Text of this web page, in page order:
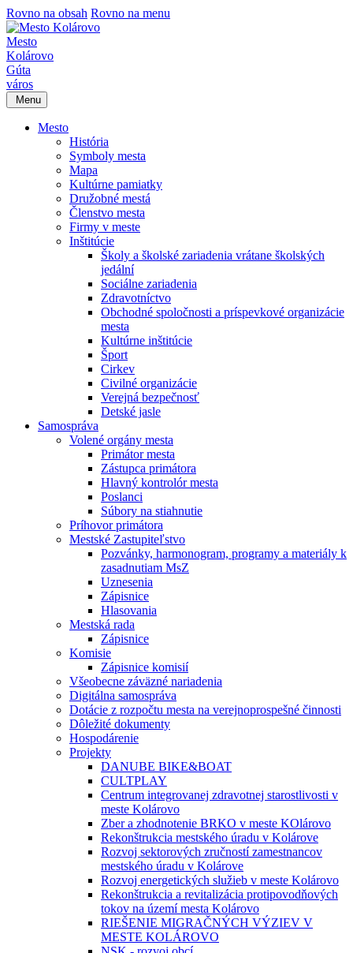
Rovno na obsah Rovno na menu
Mesto
Kolárovo
Gúta
város
Menu
Mesto
História
Symboly mesta
Mapa
Kultúrne pamiatky
Družobné mestá
Členstvo mesta
Firmy v meste
Inštitúcie
Školy a školské zariadenia vrátane školských
jedální
Sociálne zariadenia
Zdravotníctvo
Obchodné spoločnosti a príspevkové organizácie
mesta
Kultúrne inštitúcie
Šport
Cirkev
Civilné organizácie
Verejná bezpečnosť
Detské jasle
Samospráva
Volené orgány mesta
Primátor mesta
Zástupca primátora
Hlavný kontrolór mesta
Poslanci
Súbory na stiahnutie
Príhovor primátora
Mestské Zastupiteľstvo
Pozvánky, harmonogram, programy a materiály k
zasadnutiam MsZ
Uznesenia
Zápisnice
Hlasovania
Mestská rada
Zápisnice
Komisie
Zápisnice komisií
Všeobecne záväzné nariadenia
Digitálna samospráva
Dotácie z rozpočtu mesta na verejnoprospešné činnosti
Dôležité dokumenty
Hospodárenie
Projekty
DANUBE BIKE&BOAT
CULTPLAY
Centrum integrovanej zdravotnej starostlivosti v
meste Kolárovo
Zber a zhodnotenie BRKO v meste KOlárovo
Rekonštrukcia mestského úradu v Kolárove
Rozvoj sektorových zručností zamestnancov
mestského úradu v Kolárove
Rozvoj energetických služieb v meste Kolárovo
Rekonštrukcia a revitalizácia protipovodňových
tokov na území mesta Kolárovo
RIEŠENIE MIGRAČNÝCH VÝZIEV V
MESTE KOLÁROVO